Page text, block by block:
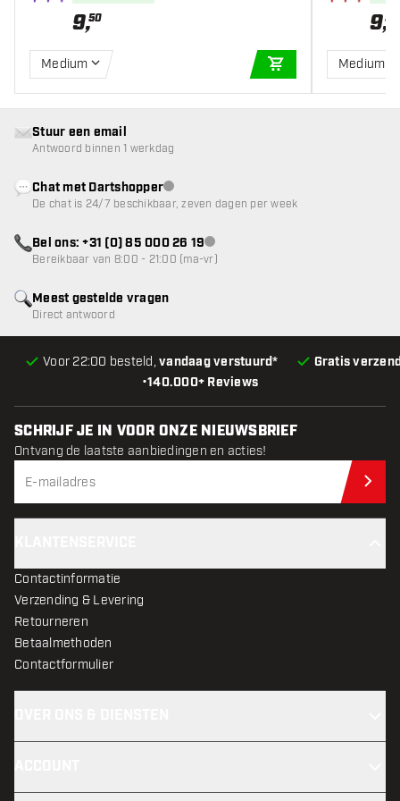
9,50
Medium
IN WINKELWAGEN
9,50
Medium
•140.000+ Reviews
Voor 22:00 besteld,vandaag verstuurd* Gratis
Meest gestelde vragen
Direct antwoord
Stuur een email
Antwoord binnen 1 werkdag
Chat met Dartshopperklantenservice niet beschikbaar
De chat is 24/7 beschikbaar, zeven dagen per week
Bel ons: +31 (0) 85 000 26 19klantenservice niet beschikbaar
Bereikbaar van 8:00 - 21:00 (ma-vr)
SCHRIJF JE IN VOOR ONZE NIEUWSBRIEF
Ontvang de laatste aanbiedingen en acties!
Contactinformatie
Verzending & Levering
Retourneren
Betaalmethoden
Contactformulier